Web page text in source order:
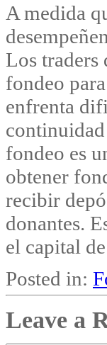
A medida
Los traders
fondeo
enfrenta
fondeo es
obtener
recibir
donantes.
el capital
Posted in:
Leave a